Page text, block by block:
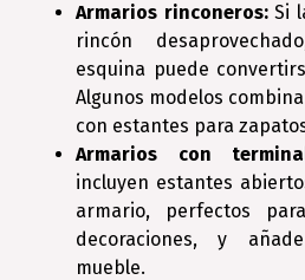
Armarios rinconeros:Si
rincón
esquina puede
Algunos modelos
con estantes para
Armarios con
incluyen estantes
armario, perfectos
decoraciones, y
mueble.